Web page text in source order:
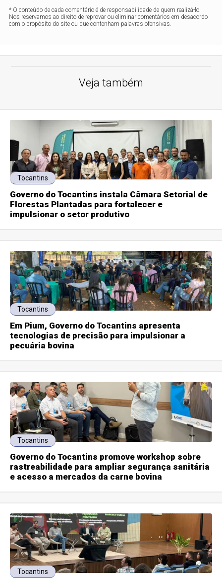
* O conteúdo de cada comentário é de responsabilidade de quem realizá-lo.
Nos reservamos ao direito de reprovar ou eliminar comentários em desacordo
com o propósito do site ou que contenham palavras ofensivas.
Veja também
Tocantins
Governo do Tocantins instala Câmara Setorial de
Florestas Plantadas para fortalecer e
impulsionar o setor produtivo
Tocantins
Em Pium, Governo do Tocantins apresenta
tecnologias de precisão para impulsionar a
pecuária bovina
Tocantins
Governo do Tocantins promove workshop sobre
rastreabilidade para ampliar segurança sanitária
e acesso a mercados da carne bovina
Tocantins